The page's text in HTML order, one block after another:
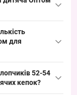
підходить
для дитячих
у літній
для
зручний для
52-54
кепок?